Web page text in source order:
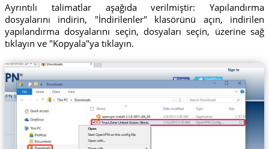
Ayrıntılı talimatlar aşağıda verilmiştir: Yapılandırma
dosyalarını indirin, "İndirilenler" klasörünü açın, indirilen
yapılandırma dosyalarını seçin, dosyaları seçin, üzerine sağ
tıklayın ve "Kopyala"ya tıklayın.
Trust.Zone-United-States-Illinois